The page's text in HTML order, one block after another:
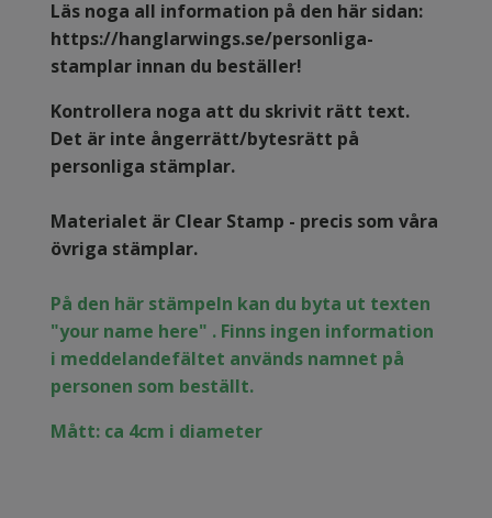
Läs noga all information på den här sidan:
https://hanglarwings.se/personliga-
stamplar innan du beställer!
Kontrollera noga att du skrivit rätt text.
Det är inte ångerrätt/bytesrätt på
personliga stämplar.
Materialet är Clear Stamp - precis som våra
övriga stämplar.
På den här stämpeln kan du byta ut texten
"your name here" . Finns ingen information
i meddelandefältet används namnet på
personen som beställt.
Mått: ca 4cm i diameter